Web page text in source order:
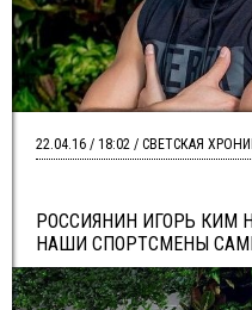
РОССИЯНИН ИГОРЬ КИМ
НАШИ СПОРТСМЕНЫ
22.04.16 / 18:02 / СВЕТСКАЯ